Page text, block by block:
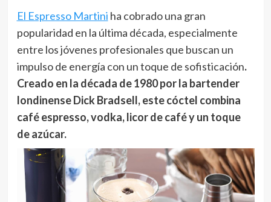
El Espresso Martini ha cobrado una gran
popularidad en la última década, especialmente
entre los jóvenes profesionales que buscan un
impulso de energía con un toque de sofisticación.
Creado en la década de 1980 por la bartender
londinense Dick Bradsell, este cóctel combina
café espresso, vodka, licor de café y un toque
de azúcar.